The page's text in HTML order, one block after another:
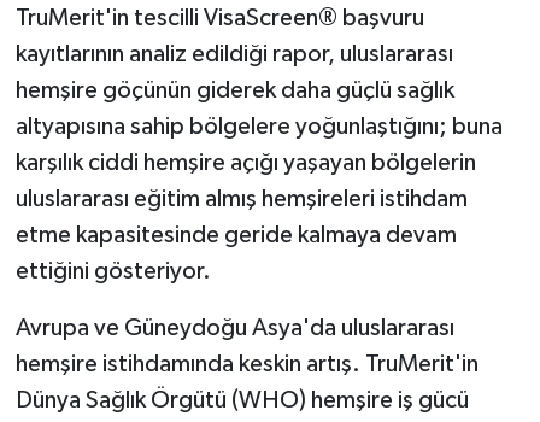
TruMerit'in tescilli VisaScreen® başvuru
kayıtlarının analiz edildiği rapor, uluslararası
hemşire göçünün giderek daha güçlü sağlık
altyapısına sahip bölgelere yoğunlaştığını; buna
karşılık ciddi hemşire açığı yaşayan bölgelerin
uluslararası eğitim almış hemşireleri istihdam
etme kapasitesinde geride kalmaya devam
ettiğini gösteriyor.
Avrupa ve Güneydoğu Asya'da uluslararası
hemşire istihdamında keskin artış. TruMerit'in
Dünya Sağlık Örgütü (WHO) hemşire iş gücü